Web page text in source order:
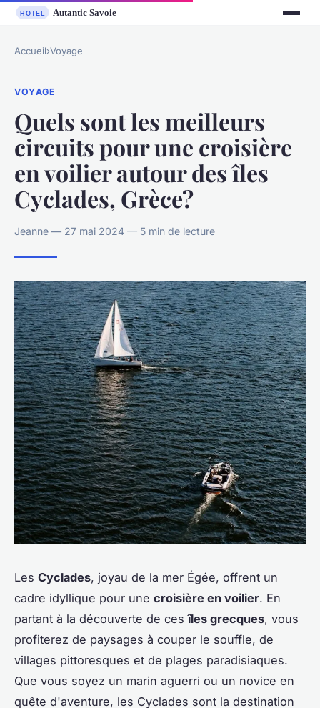
Accueil›Voyage
VOYAGE
Quels sont les meilleurs
circuits pour une croisière
en voilier autour des îles
Cyclades, Grèce?
Jeanne — 27 mai 2024 — 5 min de lecture
Les Cyclades, joyau de la mer Égée, offrent un
cadre idyllique pour une croisière en voilier. En
partant à la découverte de cesîles grecques, vous
profiterez de paysages à couper le souffle, de
villages pittoresques et de plages paradisiaques.
Que vous soyez un marin aguerri ou un novice en
quête d'aventure, les Cyclades sont la destination